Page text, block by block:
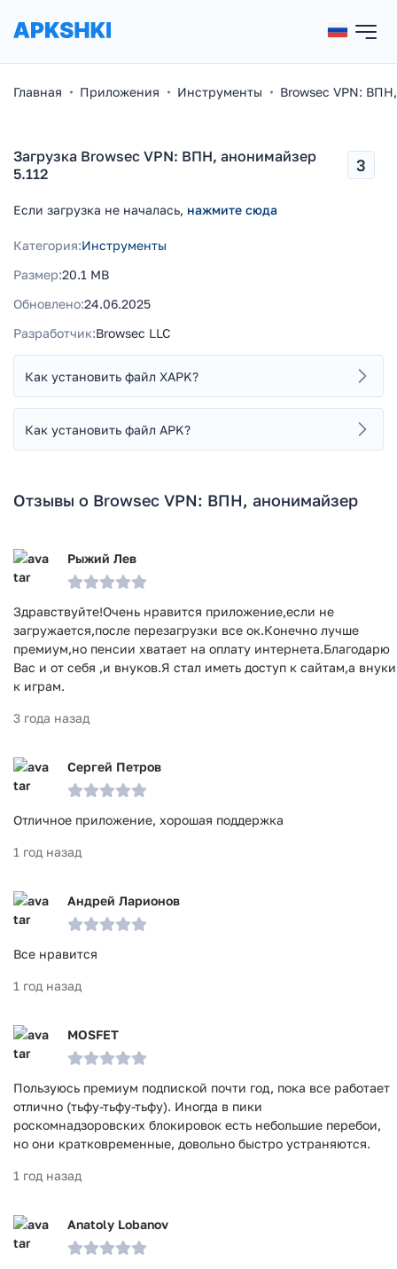
Главная Приложения Инструменты Browsec VPN:
Загрузка Browsec VPN: ВПН, анонимайзер
5.112
3
Если загрузка не началась, нажмите сюда
Категория:Инструменты
Размер:20.1 MB
Обновлено:24.06.2025
Разработчик:Browsec LLC
Как установить файл XAPK?
Как установить файл APK?
Отзывы о Browsec VPN: ВПН, анонимайзер
Рыжий Лев
Здравствуйте!Очень нравится приложение,если не
загружается,после перезагрузки все ок.Конечно лучше
премиум,но пенсии хватает на оплату интернета.Благодарю
Вас и от себя ,и внуков.Я стал иметь доступ к сайтам,а внуки
к играм.
3 года назад
Сергей Петров
Отличное приложение, хорошая поддержка
1 год назад
Андрей Ларионов
Все нравится
1 год назад
MOSFET
Пользуюсь премиум подпиской почти год, пока все работает
отлично (тьфу-тьфу-тьфу). Иногда в пики
роскомнадзоровских блокировок есть небольшие перебои,
но они кратковременные, довольно быстро устраняются.
1 год назад
Anatoly Lobanov